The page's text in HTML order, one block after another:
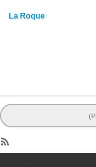
La Roque
SubscribeSubscribe to